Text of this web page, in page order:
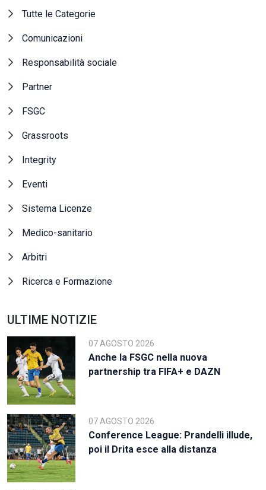
Tutte le Categorie
Comunicazioni
Responsabilità sociale
Partner
FSGC
Grassroots
Integrity
Eventi
Sistema Licenze
Medico-sanitario
Arbitri
Ricerca e Formazione
ULTIME NOTIZIE
07 AGOSTO 2026
Anche la FSGC nella nuova
partnership tra FIFA+ e DAZN
07 AGOSTO 2026
Conference League: Prandelli illude,
poi il Drita esce alla distanza